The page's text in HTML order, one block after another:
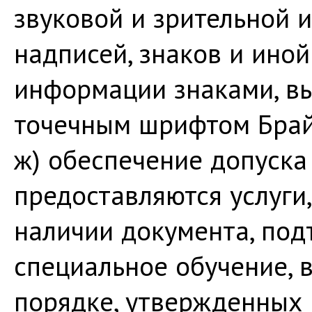
звуковой и зрительной
надписей, знаков и
информации знаками,
точечным шрифтом
ж) обеспечение
предоставляются
наличии документа,
специальное
порядке,